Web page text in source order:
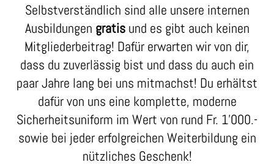
Selbstverständlich sind alle unsere internen
Ausbildungen gratisund es gibt auch keinen
Mitgliederbeitrag! Dafür erwarten wir von dir,
dass du zuverlässig bist und dass du auch ein
paar Jahre lang bei uns mitmachst! Du erhältst
dafür von uns eine komplette, moderne
Sicherheitsuniform im Wert von rund Fr. 1'000.-
sowie bei jeder erfolgreichen Weiterbildung ein
nützliches Geschenk!